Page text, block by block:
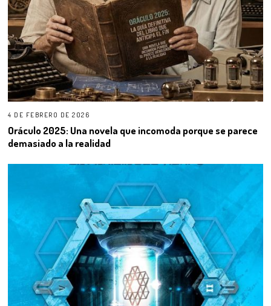
4 DE FEBRERO DE 2026
Oráculo 2025: Una novela que incomoda porque se parece
demasiado a la realidad